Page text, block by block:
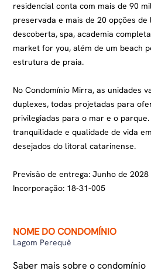
residencial conta com mais de 90
preservada e mais de 20 opções
descoberta, spa, academia
market for you, além de um beach
estrutura de praia.
No Condomínio Mirra, as unidades
duplexes, todas projetadas para
privilegiadas para o mar e o
tranquilidade e qualidade de vida
desejados do litoral catarinense.
Previsão de entrega: Junho de 2028
Incorporação: 18-31-005
NOME DO CONDOMÍNIO
Lagom Perequê
Saber mais sobre o condomínio